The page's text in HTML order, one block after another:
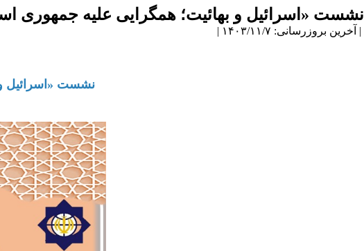
نشست «اسرائیل و بهائیت؛ همگرایی علیه جمهوری
| آخرین بروزرسانی: ۱۴۰۳/۱۱/۷ |
نشست « اسرائیل